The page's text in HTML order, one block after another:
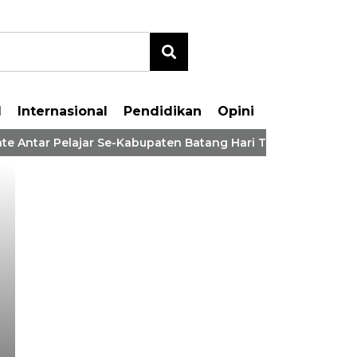
Internasional Pendidikan Opini
Pelajar Se-Kabupaten Batang Hari Tahaun 2026